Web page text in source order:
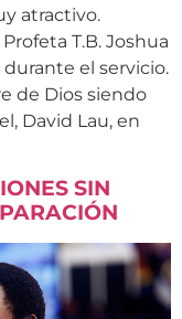
atractivo.
T.B. Joshua
el servicio.
de Dios siendo
David Lau, en
SIN